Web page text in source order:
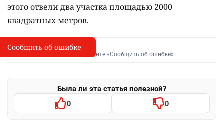
этого отвели два участка площадью 2000
квадратных метров.
I
Сообщить об опечатке
Выделите фрагмент и нажмите «Сообщить об ошибке»
Была ли эта статья полезной?
0 0
Сообщить об ошибке